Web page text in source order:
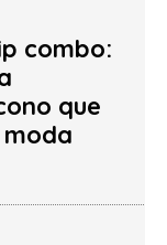
combo:
que